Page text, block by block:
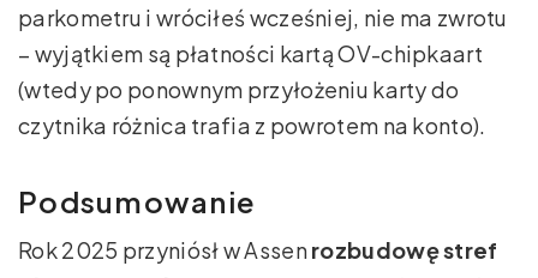
parkometru i wróciłeś wcześniej, nie ma zwrotu
– wyjątkiem są płatności kartą OV-chipkaart
(wtedy po ponownym przyłożeniu karty do
czytnika różnica trafia z powrotem na konto).
Podsumowanie
Rok 2025 przyniósł w Assenrozbudowę stref